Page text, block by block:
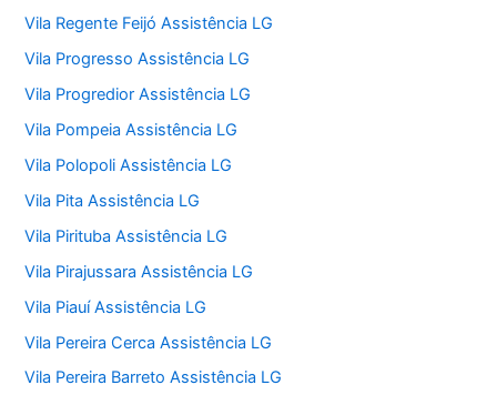
Vila Regente Feijó Assistência LG
Vila Progresso Assistência LG
Vila Progredior Assistência LG
Vila Pompeia Assistência LG
Vila Polopoli Assistência LG
Vila Pita Assistência LG
Vila Pirituba Assistência LG
Vila Pirajussara Assistência LG
Vila Piauí Assistência LG
Vila Pereira Cerca Assistência LG
Vila Pereira Barreto Assistência LG